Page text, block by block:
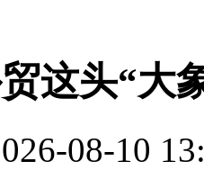
这头“大
08-10